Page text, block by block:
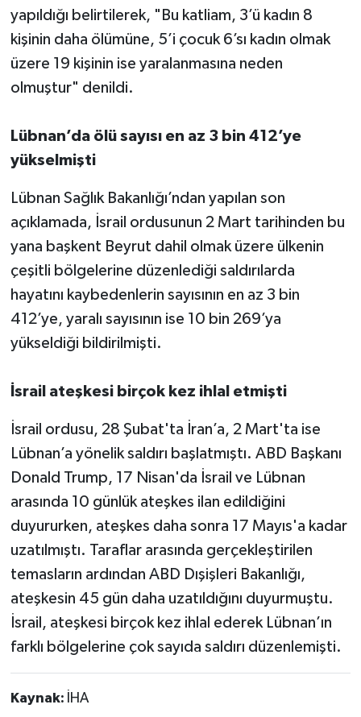
yapıldığı belirtilerek, "Bu katliam, 3’ü kadın 8
kişinin daha ölümüne, 5’i çocuk 6’sı kadın olmak
üzere 19 kişinin ise yaralanmasına neden
olmuştur" denildi.
Lübnan’da ölü sayısı en az 3 bin 412’ye
yükselmişti
Lübnan Sağlık Bakanlığı’ndan yapılan son
açıklamada, İsrail ordusunun 2 Mart tarihinden bu
yana başkent Beyrut dahil olmak üzere ülkenin
çeşitli bölgelerine düzenlediği saldırılarda
hayatını kaybedenlerin sayısının en az 3 bin
412’ye, yaralı sayısının ise 10 bin 269’ya
yükseldiği bildirilmişti.
İsrail ateşkesi birçok kez ihlal etmişti
İsrail ordusu, 28 Şubat'ta İran’a, 2 Mart'ta ise
Lübnan’a yönelik saldırı başlatmıştı. ABD Başkanı
Donald Trump, 17 Nisan'da İsrail ve Lübnan
arasında 10 günlük ateşkes ilan edildiğini
duyururken, ateşkes daha sonra 17 Mayıs'a kadar
uzatılmıştı. Taraflar arasında gerçekleştirilen
temasların ardından ABD Dışişleri Bakanlığı,
ateşkesin 45 gün daha uzatıldığını duyurmuştu.
İsrail, ateşkesi birçok kez ihlal ederek Lübnan’ın
farklı bölgelerine çok sayıda saldırı düzenlemişti.
Kaynak: İHA